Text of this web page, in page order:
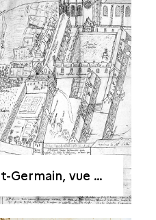
perspective vers 1625-1629